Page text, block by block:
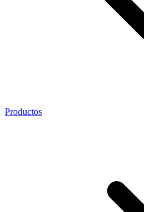
Productos